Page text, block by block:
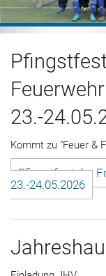
Fußball
Breitensport
Der Verein
Kontakt
23.-
Kommt zu "Feuer &
Pfingstfest der
23.-24.05.2026